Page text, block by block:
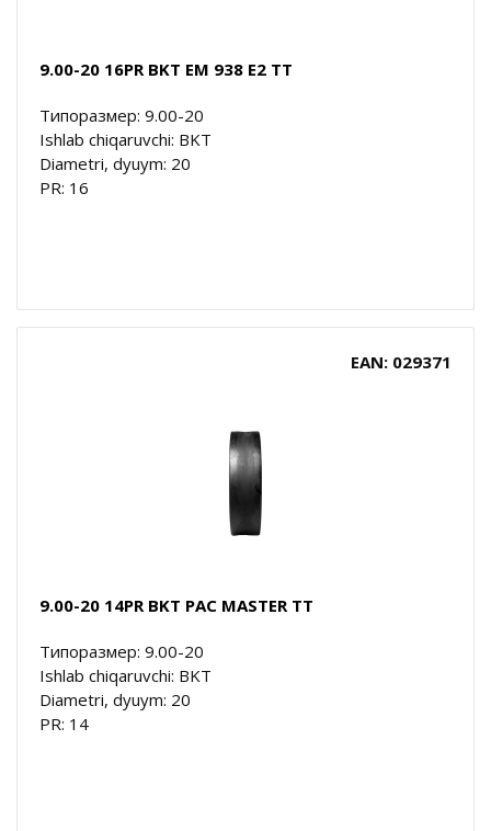
9.00-20 16PR BKT EM 938 E2 TT
Типоразмер: 9.00-20
Ishlab chiqaruvchi: BKT
Diametri, dyuym: 20
PR: 16
EAN: 029371
9.00-20 14PR BKT PAC MASTER TT
Типоразмер: 9.00-20
Ishlab chiqaruvchi: BKT
Diametri, dyuym: 20
PR: 14